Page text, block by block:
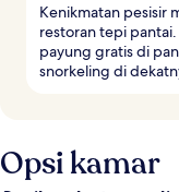
Kenikmatan pesisir
restoran tepi
payung gratis di
snorkeling di
Opsi kamar